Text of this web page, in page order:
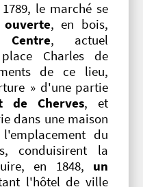
le marché se
ouverte, en bois,
, actuel
Charles de
de ce lieu,
» d'une partie
de Cherves, et
dans une maison
du
conduisirent la
en 1848, un
l'hôtel de ville